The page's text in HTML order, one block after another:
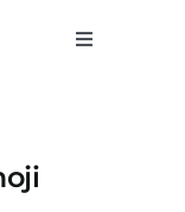
Toggle